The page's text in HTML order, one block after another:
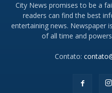
City News promises to be a
readers can find the best
entertaining news. Newspaper
of all time and
Contato: